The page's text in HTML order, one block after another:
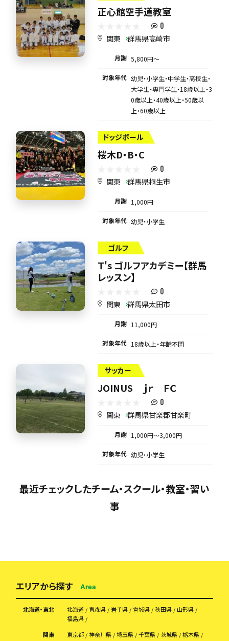
正心館空手道教室
0
関東 群馬県高崎市
月謝 5,800円〜
対象年代 幼児・小学生・中学生・高校生・
大学生・専門学生・18歳以上・3
0歳以上・40歳以上・50歳以
上・60歳以上
ドッジボール
桜木D・B・C
0
関東 群馬県桐生市
月謝 1,000円
対象年代 幼児・小学生
ゴルフ
Ｔ's ゴルフアカデミー【群馬
レッスン】
0
関東 群馬県太田市
月謝 11,000円
対象年代 18歳以上・年齢不問
サッカー
JOINUS ｊｒ ＦＣ
0
関東 群馬県甘楽郡甘楽町
月謝 1,000円〜3,000円
対象年代 幼児・小学生
最近チェックしたチーム・スクール・教室・習い
事
エリアから探す Area
北海道・東北 北海道 青森県 岩手県 宮城県 秋田県
山形県
福島県
関東
東京都 神奈川県 埼玉県 千葉県 茨城県
栃木県